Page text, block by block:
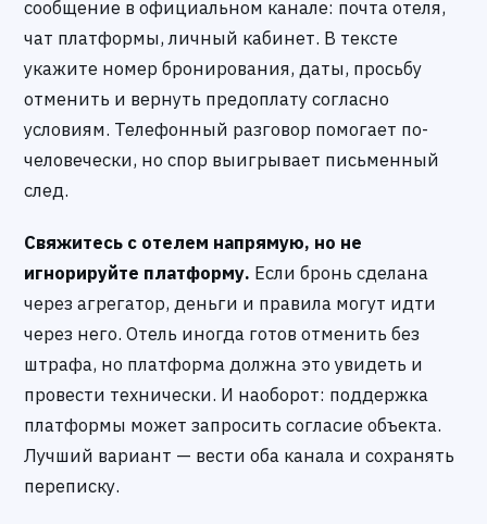
сообщение в официальном канале: почта отеля,
чат платформы, личный кабинет. В тексте
укажите номер бронирования, даты, просьбу
отменить и вернуть предоплату согласно
условиям. Телефонный разговор помогает по-
человечески, но спор выигрывает письменный
след.
Свяжитесь с отелем напрямую, но не
игнорируйте платформу. Если бронь сделана
через агрегатор, деньги и правила могут идти
через него. Отель иногда готов отменить без
штрафа, но платформа должна это увидеть и
провести технически. И наоборот: поддержка
платформы может запросить согласие объекта.
Лучший вариант — вести оба канала и сохранять
переписку.